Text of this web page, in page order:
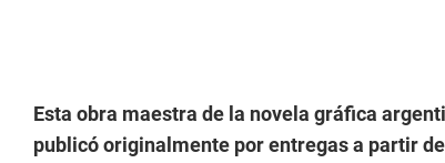
Esta obra maestra de la novela gráfica
publicó originalmente por entregas a partir